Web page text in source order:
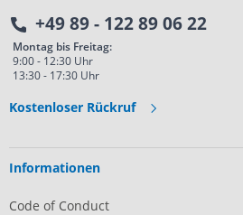
+49 89 - 122 89 06 22
Montag bis Freitag:
9:00 - 12:30 Uhr
13:30 - 17:30 Uhr
Kostenloser Rückruf
Informationen
Code of Conduct